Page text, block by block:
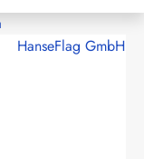
HanseFlag GmbH